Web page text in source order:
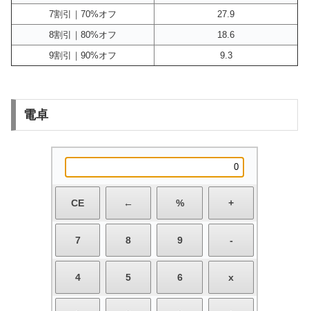
7割引｜70%オフ
27.9
8割引｜80%オフ
18.6
9割引｜90%オフ
9.3
電卓